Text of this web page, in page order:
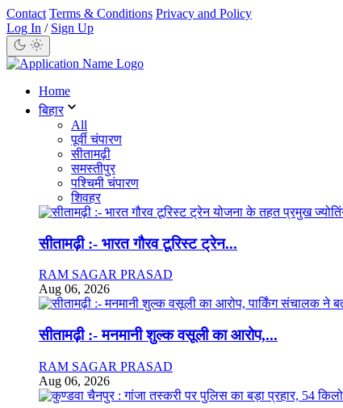
Contact Terms & Conditions Privacy and Policy
Log In / Sign Up
Home
बिहार
All
पूर्वी चंपारण
सीतामढ़ी
समस्तीपुर
पश्चिमी चंपारण
शिवहर
सीतामढ़ी :- भारत गौरव टूरिस्ट ट्रेन...
RAM SAGAR PRASAD
Aug 06, 2026
सीतामढ़ी :- मनमानी शुल्क वसूली का आरोप,...
RAM SAGAR PRASAD
Aug 06, 2026